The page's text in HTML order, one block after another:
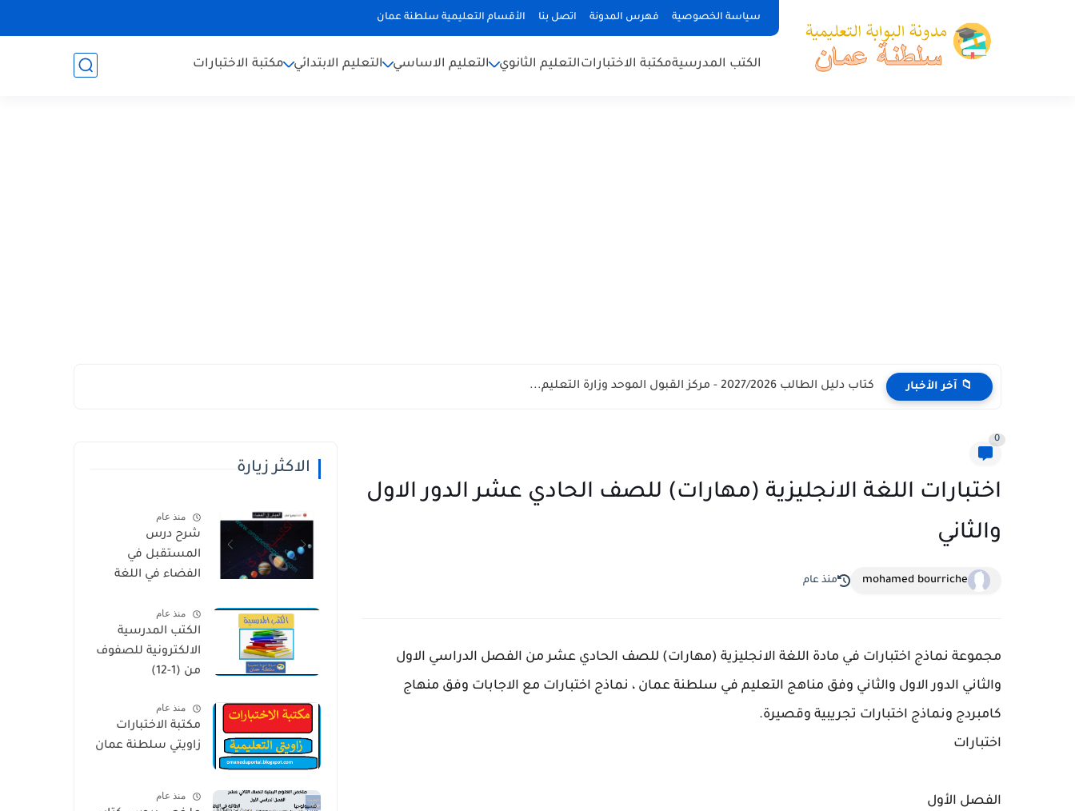
سياسة الخصوصية فهرس المدونة اتصل بنا الأقسام التعليمية سلطنة عمان
الكتب المدرسيةمكتبة الاختباراتالتعليم الثانوي التعليم الاساسي التعليم الابتدائي مكتبة الاختبارات
📁 آخر الأخبار كتاب دليل الطالب 2027/2026 - مركز القبول الموحد وزارة التعليم...
0
اختبارات اللغة الانجليزية (مهارات) للصف الحادي عشر الدور الاول
والثاني
mohamed bourriche منذ عام
مجموعة نماذج اختبارات في مادة اللغة الانجليزية (مهارات) للصف الحادي عشر من الفصل الدراسي الاول
والثاني الدور الاول والثاني وفق مناهج التعليم في سلطنة عمان ، نماذج اختبارات مع الاجابات وفق منهاج
كامبردج ونماذج اختبارات تجريبية وقصيرة.
اختبارات
الفصل الأول
الاكثر زيارة
منذ عام
شرح درس
المستقبل في
الفضاء في اللغة
الخامس الفصل
الثاني
منذ عام
الكتب المدرسية
الالكترونية للصفوف
من (1-12)
منذ عام
مكتبة الاختبارات
زاويتي سلطنة عمان
منذ عام